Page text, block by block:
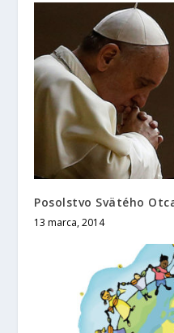
Posolstvo Svätého
13 marca, 2014